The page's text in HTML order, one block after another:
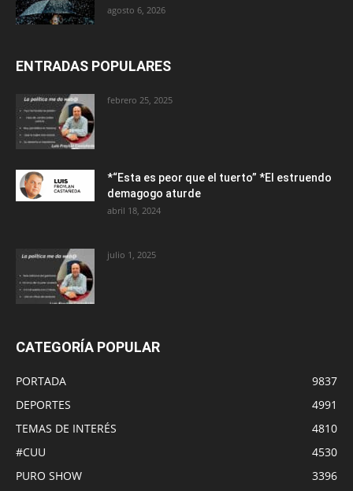
agosto 6, 2026
ENTRADAS POPULARES
febrero 25, 2025
*“Esta es peor que el tuerto” *El estruendo
demagogo aturde
abril 18, 2024
julio 1, 2025
CATEGORÍA POPULAR
PORTADA
9837
DEPORTES
4991
TEMAS DE INTERÉS
4810
#CUU
4530
PURO SHOW
3396